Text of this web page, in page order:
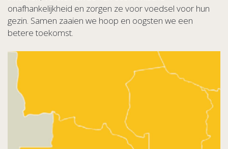
onafhankelijkheid en zorgen ze voor voedsel voor hun
gezin. Samen zaaien we hoop en oogsten we een
betere toekomst.